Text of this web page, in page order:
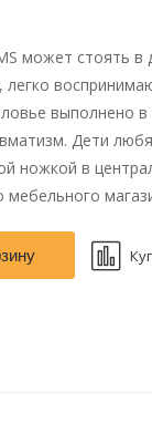
может стоять в
легко
выполнено
Дети
ножкой в